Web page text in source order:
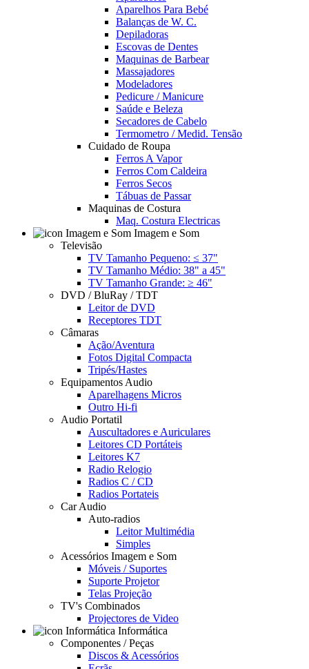
Aparelhos Para Bebé
Balanças de W. C.
Depiladoras
Escovas de Dentes
Maquinas de Barbear
Massajadores
Modeladores
Pedicure / Manicure
Saúde e Beleza
Secadores de Cabelo
Termometro / Medid. Tensão
Cuidado de Roupa
Ferros A Vapor
Ferros Com Caldeira
Ferros Secos
Tábuas de Passar
Maquinas de Costura
Maq. Costura Electricas
Imagem e Som
Televisão
TV Tamanho Pequeno: ≤ 37"
TV Tamanho Médio: 38" a 45"
TV Tamanho Grande: ≥ 46"
DVD / BluRay / TDT
Leitor de DVD
Receptores TDT
Câmaras
Ação/Aventura
Fotos Digital Compacta
Tripés/Hastes
Equipamentos Audio
Aparelhagens Micros
Outro Hi-fi
Audio Portatil
Auscultadores e Auriculares
Leitores CD Portáteis
Leitores K7
Radio Relogio
Radios C / CD
Radios Portateis
Car Audio
Auto-radios
Leitor Multimédia
Simples
Acessórios Imagem e Som
Móveis / Suportes
Suporte Projetor
Telas Projeção
TV's Combinados
Projectores de Video
Informática
Componentes / Peças
Discos & Acessórios